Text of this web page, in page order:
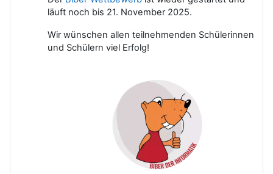
läuft noch bis 21. November 2025.
Wir wünschen allen teilnehmenden Schülerinnen
und Schülern viel Erfolg!